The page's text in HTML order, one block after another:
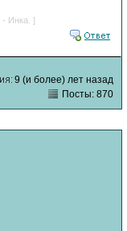
- Инка. ]
9 (и более) лет назад
Посты: 870